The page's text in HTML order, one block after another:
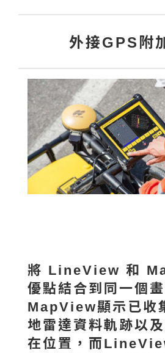
外接GPS附
將 LineView 和
優點結合到同一個畫
MapView顯示已收
地雷達資料軌跡以
在位置，而